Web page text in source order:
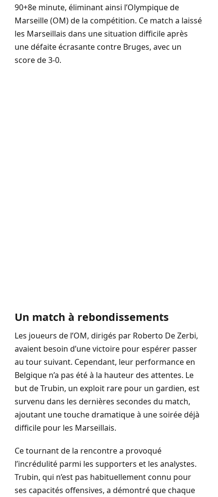
90+8e minute, éliminant ainsi l’Olympique de
Marseille (OM) de la compétition. Ce match a laissé
les Marseillais dans une situation difficile après
une défaite écrasante contre Bruges, avec un
score de 3-0.
Un match à rebondissements
Les joueurs de l’OM, dirigés par Roberto De Zerbi,
avaient besoin d’une victoire pour espérer passer
au tour suivant. Cependant, leur performance en
Belgique n’a pas été à la hauteur des attentes. Le
but de Trubin, un exploit rare pour un gardien, est
survenu dans les dernières secondes du match,
ajoutant une touche dramatique à une soirée déjà
difficile pour les Marseillais.
Ce tournant de la rencontre a provoqué
l’incrédulité parmi les supporters et les analystes.
Trubin, qui n’est pas habituellement connu pour
ses capacités offensives, a démontré que chaque